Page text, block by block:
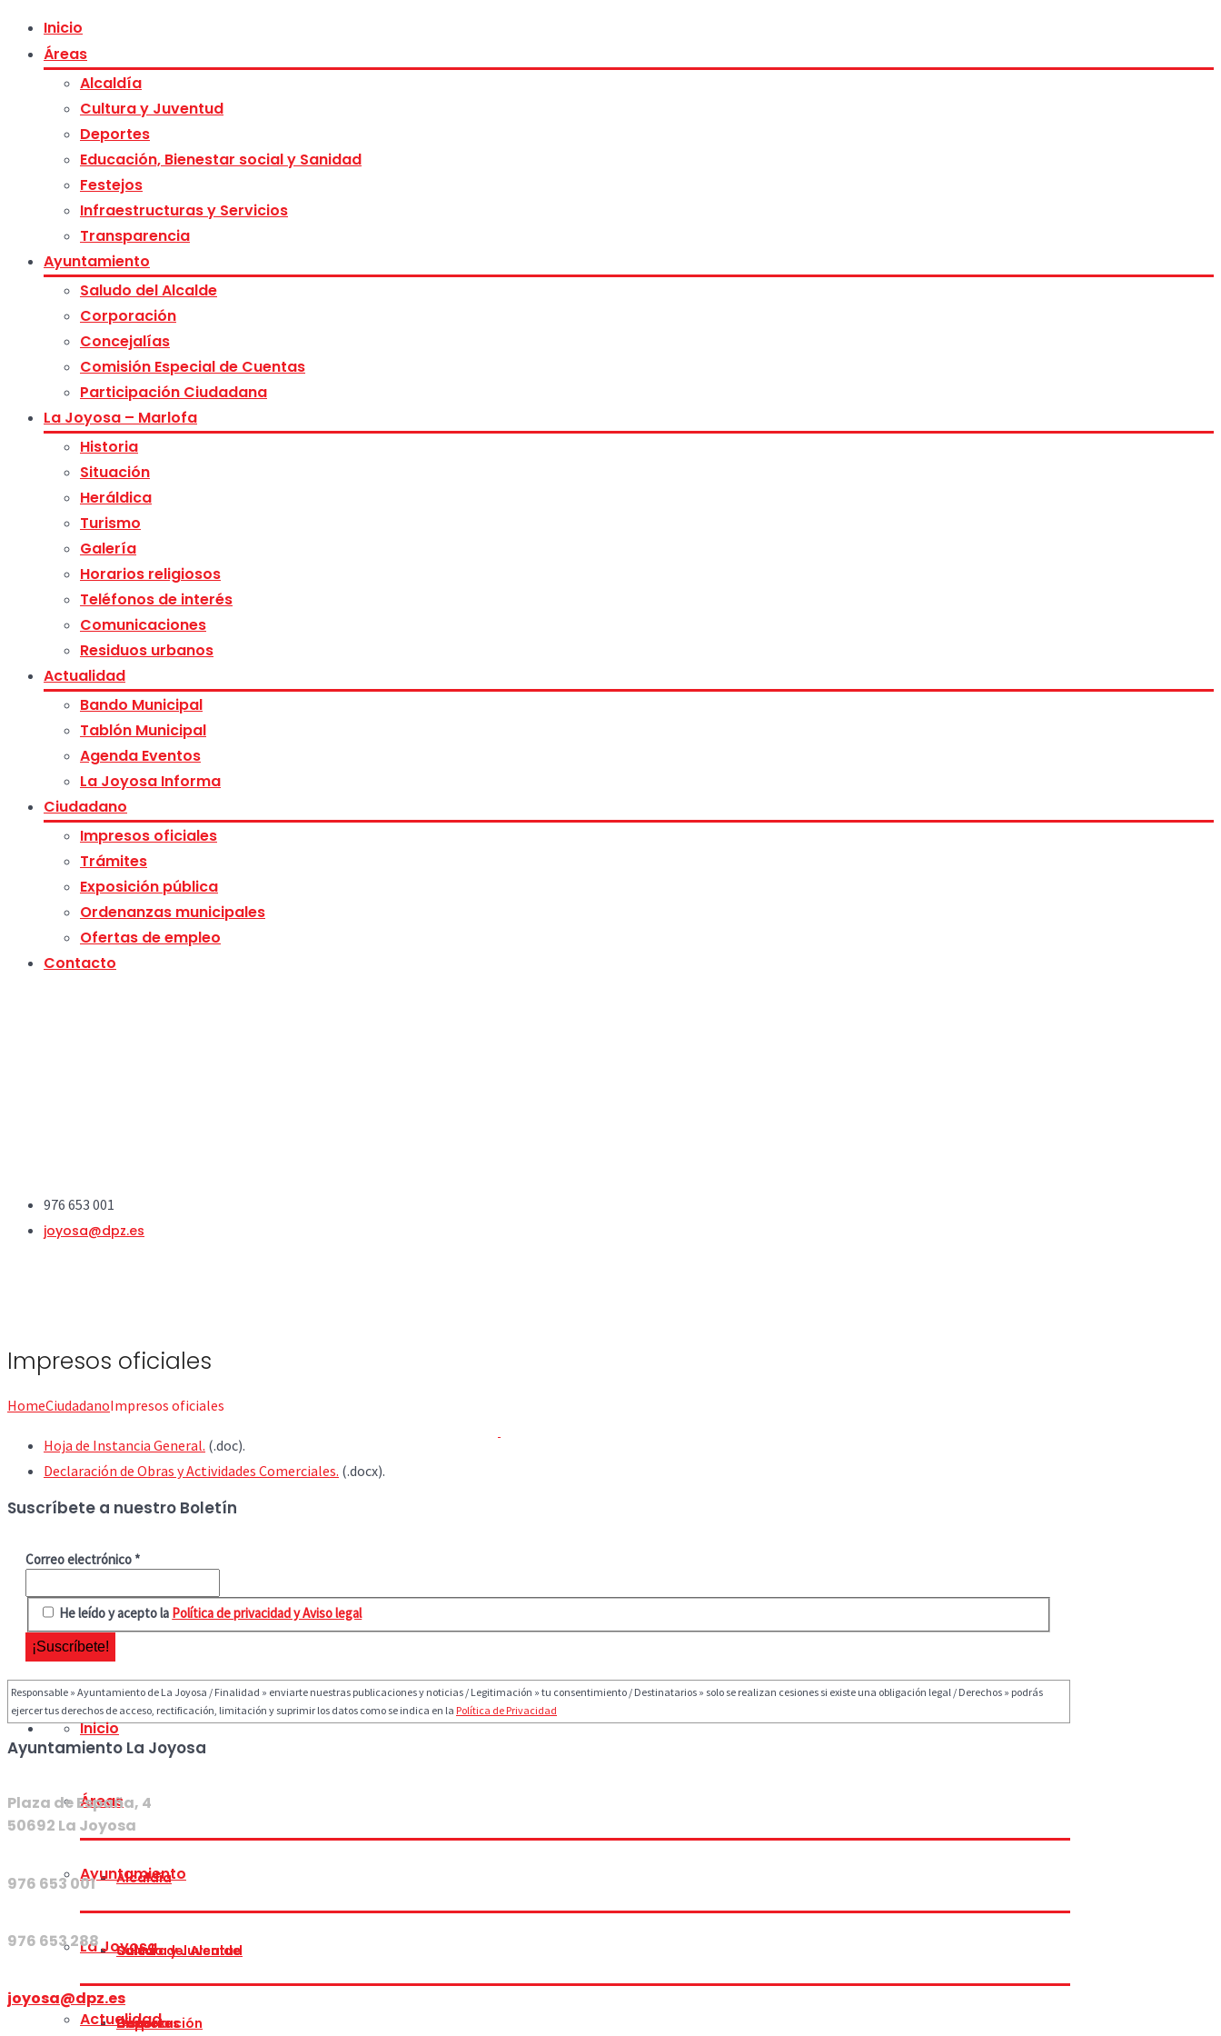
Inicio
Áreas
Alcaldía
Cultura y Juventud
Deportes
Educación, Bienestar social y Sanidad
Festejos
Infraestructuras y Servicios
Transparencia
Ayuntamiento
Saludo del Alcalde
Corporación
Concejalías
Comisión Especial de Cuentas
Participación Ciudadana
La Joyosa – Marlofa
Historia
Situación
Heráldica
Turismo
Galería
Horarios religiosos
Teléfonos de interés
Comunicaciones
Residuos urbanos
Actualidad
Bando Municipal
Tablón Municipal
Agenda Eventos
La Joyosa Informa
Ciudadano
Impresos oficiales
Trámites
Exposición pública
Ordenanzas municipales
Ofertas de empleo
Contacto
976 653 001
joyosa@dpz.es
Inicio
Áreas
Alcaldía
Cultura y Juventud
Deportes
Ayuntamiento
Saludo del Alcalde
Corporación
La Joyosa
Historia
Actualidad
Impresos oficiales
HomeCiudadanoImpresos oficiales
Hoja de Instancia General. (.doc).
Declaración de Obras y Actividades Comerciales. (.docx).
Suscríbete a nuestro Boletín
Correo electrónico *
He leído y acepto la Política de privacidad y Aviso legal
Responsable » Ayuntamiento de La Joyosa / Finalidad » enviarte nuestras publicaciones y noticias / Legitimación » tu consentimiento / Destinatarios » solo se realizan cesiones si existe una obligación legal / Derechos » podrás
ejercer tus derechos de acceso, rectificación, limitación y suprimir los datos como se indica en la Política de Privacidad
Ayuntamiento La Joyosa
Plaza de España, 4
50692 La Joyosa
976 653 001
976 653 288
joyosa@dpz.es